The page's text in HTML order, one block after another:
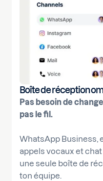
Boîte de réception
Pas besoin de
pas le fil.
WhatsApp Business,
appels vocaux et
une seule boîte de
ton équipe.